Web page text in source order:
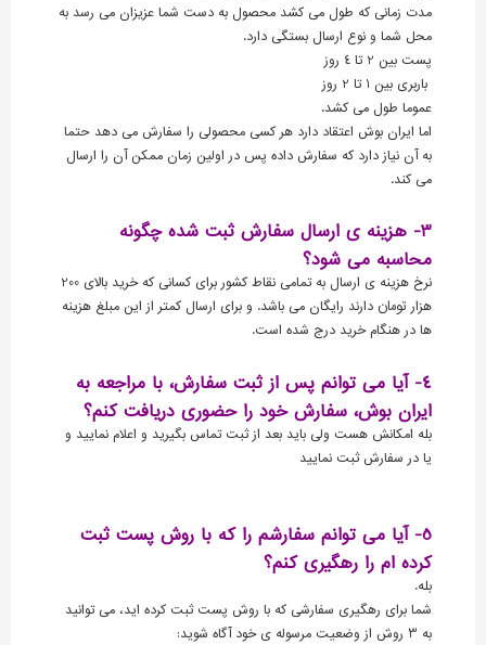
مدت زمانی که طول می کشد محصول به دست شما عزیزان می رسد به
محل شما و نوع ارسال بستگی دارد.
پست بین 2 تا 4 روز
باربری بین 1 تا 2 روز
عموما طول می کشد.
اما ایران بوش اعتقاد دارد هر کسی محصولی را سفارش می دهد حتما
به آن نیاز دارد که سفارش داده پس در اولین زمان ممکن آن را ارسال
می کند.
3- هزینه ی ارسال سفارش ثبت شده چگونه
محاسبه می شود؟
نرخ هزینه ی ارسال به تمامی نقاط کشور برای کسانی که خرید بالای 200
هزار تومان دارند رایگان می باشد. و برای ارسال کمتر از این مبلغ هزینه
ها در هنگام خرید درج شده است.
4- آیا می توانم پس از ثبت سفارش، با مراجعه به
ایران بوش، سفارش خود را حضوری دریافت کنم؟
بله امکانش هست ولی باید بعد از ثبت تماس بگیرید و اعلام نمایید و
یا در سفارش ثبت نمایید
5- آیا می توانم سفارشم را که با روش پست ثبت
کرده ام را رهگیری کنم؟
بله.
شما برای رهگیری سفارشی که با روش پست ثبت کرده اید، می توانید
به 3 روش از وضعیت مرسوله ی خود آگاه شوید: